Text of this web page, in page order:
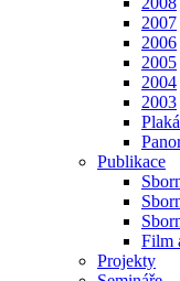
2007
2006
2005
2004
2003
Publikace
Film
Projekty